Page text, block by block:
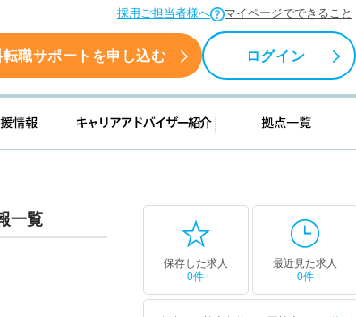
採用ご担当者様へ マイページでできること
転職サポートを申し込む ログイン
転職支援情報 キャリアアドバイザー紹介
一覧
保存した求人
0件
最近見た求人
0件